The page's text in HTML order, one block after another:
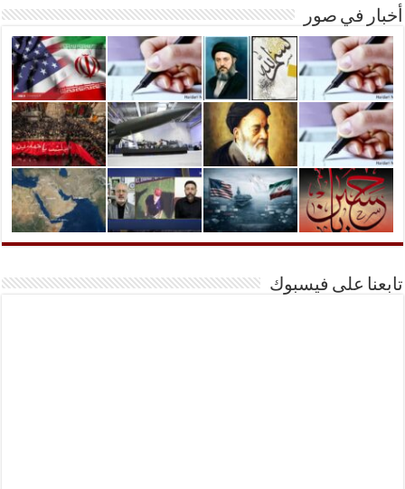
أخبار في صور
تابعنا على فيسبوك